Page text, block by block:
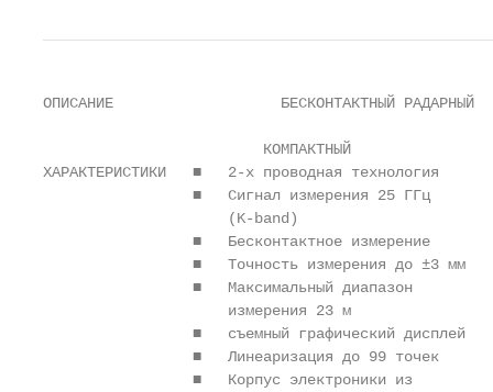
ОПИСАНИЕ                   БЕСКОНТАКТНЫЙ РАДАРНЫЙ
КОМПАКТНЫЙ
ХАРАКТЕРИСТИКИ   ■   2-х проводная технология
■   Сигнал измерения 25 ГГц
(K-band)
■   Бесконтактное измерение
■   Точность измерения до ±3 мм
■   Максимальный диапазон
измерения 23 м
■   съемный графический дисплей
■   Линеаризация до 99 точек
■   Корпус электроники из